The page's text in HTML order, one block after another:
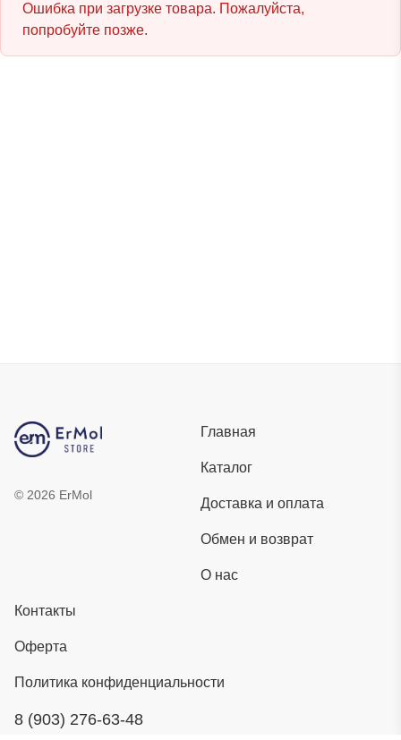
Ошибка при загрузке товара. Пожалуйста,
попробуйте позже.
© 2026 ErMol
Главная
Каталог
Доставка и оплата
Обмен и возврат
О нас
Контакты
Оферта
Политика конфиденциальности
8 (903) 276-63-48